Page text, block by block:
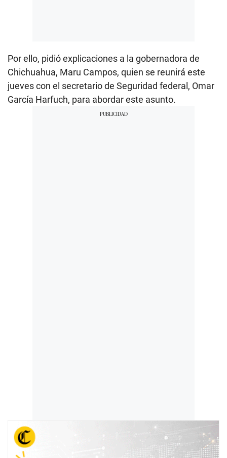
Por ello, pidió explicaciones a la gobernadora de
Chichuahua, Maru Campos, quien se reunirá este
jueves con el secretario de Seguridad federal, Omar
García Harfuch, para abordar este asunto.